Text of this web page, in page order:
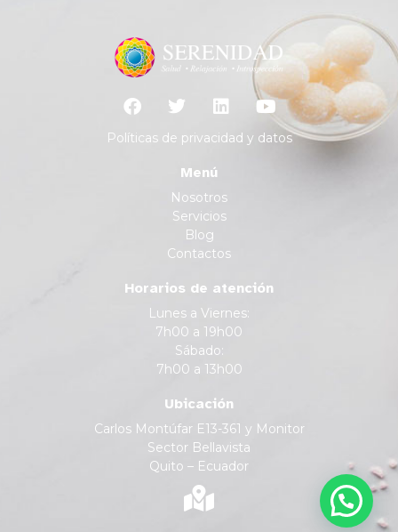
Políticas de privacidad y datos
Menú
Nosotros
Servicios
Blog
Contactos
Horarios de atención
Lunes a Viernes:
7h00 a 19h00
Sábado:
7h00 a 13h00
Ubicación
Carlos Montúfar E13-361 y Monitor
Sector Bellavista
Quito – Ecuador